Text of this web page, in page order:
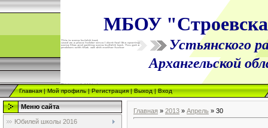
МБОУ
Устьянского
Архангельской
Главная |Мой профиль|Регистрация |Выход|Вход
Меню сайта
Юбилей школы 2016
Главная » 2013 » Апрель » 30